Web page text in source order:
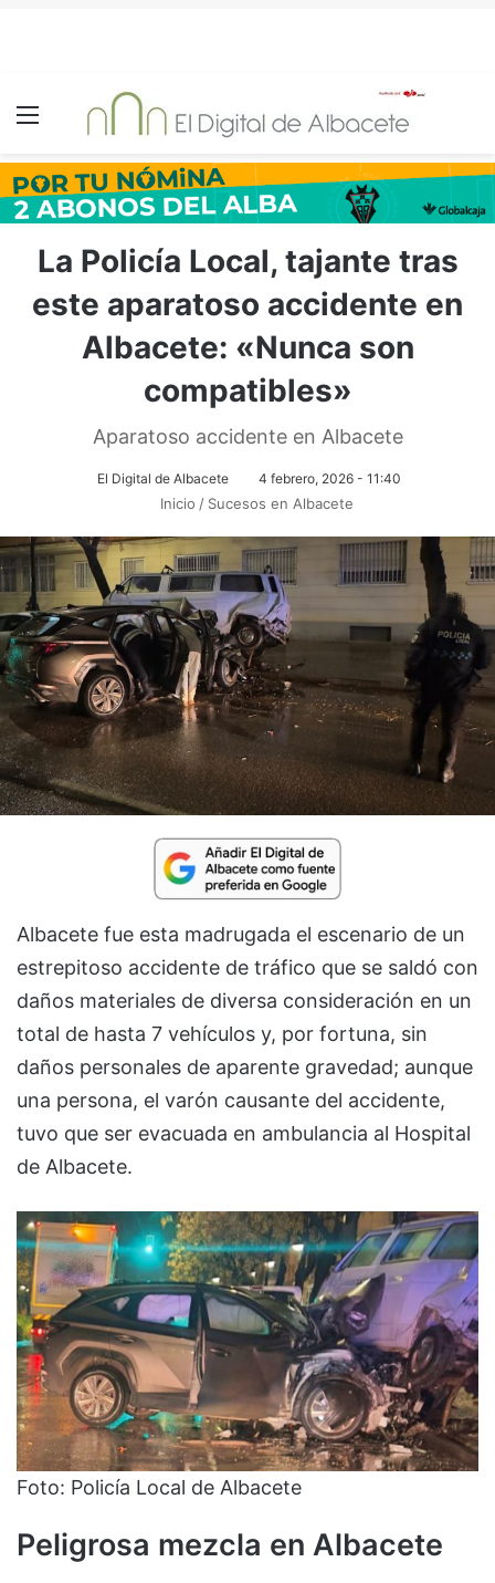
Menú
La Policía Local, tajante tras
este aparatoso accidente en
Albacete: «Nunca son
compatibles»
Aparatoso accidente en Albacete
El Digital de Albacete 4 febrero, 2026 - 11:40
Inicio / Sucesos en Albacete
Albacete fue esta madrugada el escenario de un
estrepitoso accidente de tráfico que se saldó con
daños materiales de diversa consideración en un
total de hasta 7 vehículos y, por fortuna, sin
daños personales de aparente gravedad; aunque
una persona, el varón causante del accidente,
tuvo que ser evacuada en ambulancia al Hospital
de Albacete.
Foto: Policía Local de Albacete
Peligrosa mezcla en Albacete